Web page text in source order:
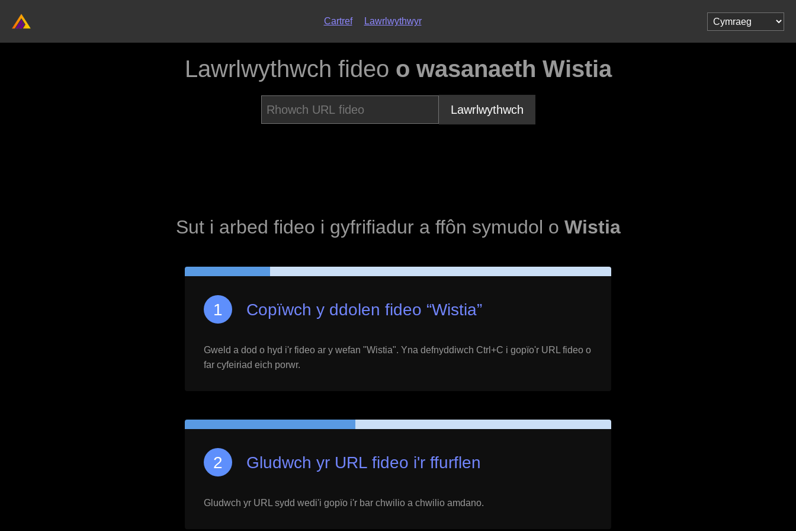
Cartref Lawrlwythwyr
Lawrlwythwch fideo o wasanaeth Wistia
Lawrlwythwch
Sut i arbed fideo i gyfrifiadur a ffôn symudol o Wistia
Copïwch y ddolen fideo “Wistia”
Gweld a dod o hyd i'r fideo ar y wefan "Wistia". Yna defnyddiwch Ctrl+C i gopïo'r URL fideo o
far cyfeiriad eich porwr.
Gludwch yr URL fideo i'r ffurflen
Gludwch yr URL sydd wedi'i gopïo i'r bar chwilio a chwilio amdano.